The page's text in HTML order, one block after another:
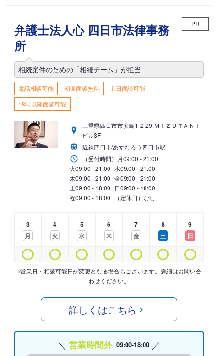
弁護士法人心 四日市法律事務
所
PR
相続案件のための「相続チーム」が担当
電話相談可能 初回面談無料
土日面談可能
18時以降面談可能
三重県四日市市安島1-2-29 ＭＩＺＵＴＡＮＩ
ビル3F
近鉄四日市/あすなろう四日市駅
（受付時間） 月09:00 - 21:00
火09:00 - 21:00 水09:00 - 21:00
木09:00 - 21:00 金09:00 - 21:00
土09:00 - 18:00 日09:00 - 18:00
祝09:00 - 18:00 （定休日）なし
3
月
4
火
5
水
6
木
7
金
8
土
9
日
※営業日・相談可能日が変更となる場合もございます。詳細はお問い合
わせください。
詳しくはこちら
営業時間外 09:00-18:00